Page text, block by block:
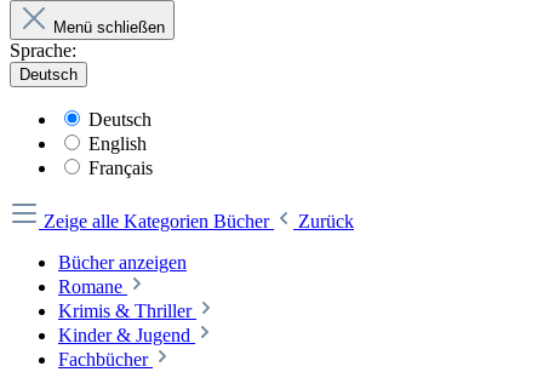
Menü schließen
Sprache:
Deutsch
Deutsch
English
Français
Zeige alle Kategorien Bücher
Zurück
Bücher anzeigen
Romane
Krimis & Thriller
Kinder & Jugend
Fachbücher